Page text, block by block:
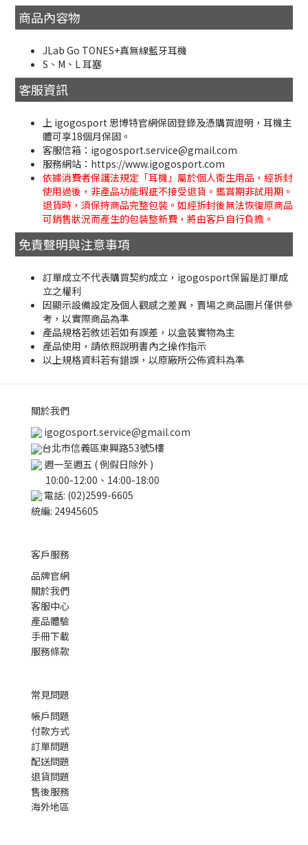
商品內容物
JLab Go TONES+真無線藍牙耳機
S、M、L 耳塞
客服資訊
上 igogosport 思博特官網保固登錄及憑購買證明，耳機主
體可享18個月保固。
客服信箱：igogosport.service@gmail.com
服務網站：https://www.igogosport.com
依據消費者保護法規定「耳機」屬於個人衛生用品，經拆封
使用過後，非產品功能瑕疵不接受退貨。鑑賞期非試用期。
退貨時，須保持商品完整包裝。如經拆封後無法恢復原商品
可銷售狀況而產生的包裝整新費，將由客戶自行負擔。
免責聲明與注意事項
訂單成立不代表購買契約成立，igogosport保留是訂單成
立之權利
因顯示設備設定及個人觀感之差異，賣場之商品圖片僅供參
考，以實際商品為準
產品規格若敘述若如有誤差，以盒裝實物為主
產品使用，請依照說明書內之操作指示
以上規格資料若有錯誤，以原廠所公佈資料為準
關於我們
igogosport.service@gmail.com
台北市信義區東興路53號5樓
週一至週五 ( 例假日除外 )
10:00-12:00、14:00-18:00
電話: (02)2599-6605
統編: 24945605
客戶服務
品牌官網
關於我們
客服中心
產品體驗
手冊下載
服務條款
常見問題
帳戶問題
付款方式
訂單問題
配送問題
退貨問題
售後服務
海外地區